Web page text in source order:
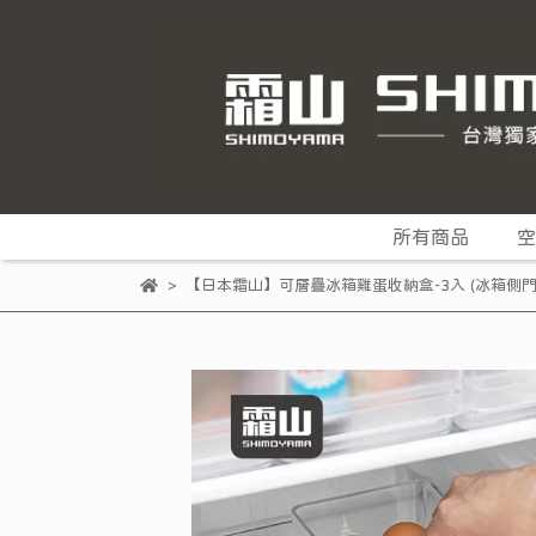
所有商品
【日本霜山】可層疊冰箱雞蛋收納盒-3入 (冰箱側